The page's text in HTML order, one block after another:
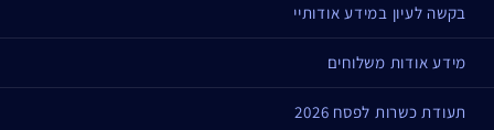
בקשה לעיון במידע אודותיי
מידע אודות משלוחים
תעודת כשרות לפסח 2026